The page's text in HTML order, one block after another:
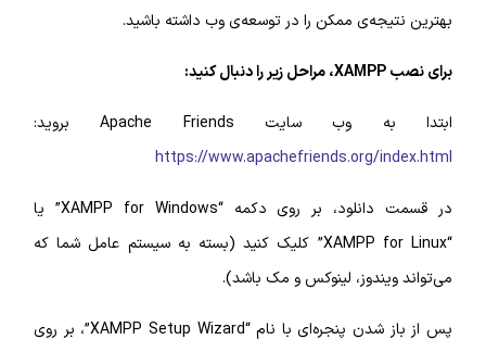
بهترین نتیجه‌ی ممکن را در توسعه‌ی وب داشته باشید.
برای نصب XAMPP، مراحل زیر را دنبال کنید:
ابتدا به وب سایت Apache Friends بروید:
https://www.apachefriends.org/index.html
در قسمت دانلود، بر روی دکمه “XAMPP for Windows” یا
“XAMPP for Linux” کلیک کنید (بسته به سیستم عامل شما که
می‌تواند ویندوز، لینوکس و مک باشد).
پس از باز شدن پنجره‌ای با نام “XAMPP Setup Wizard”، بر روی